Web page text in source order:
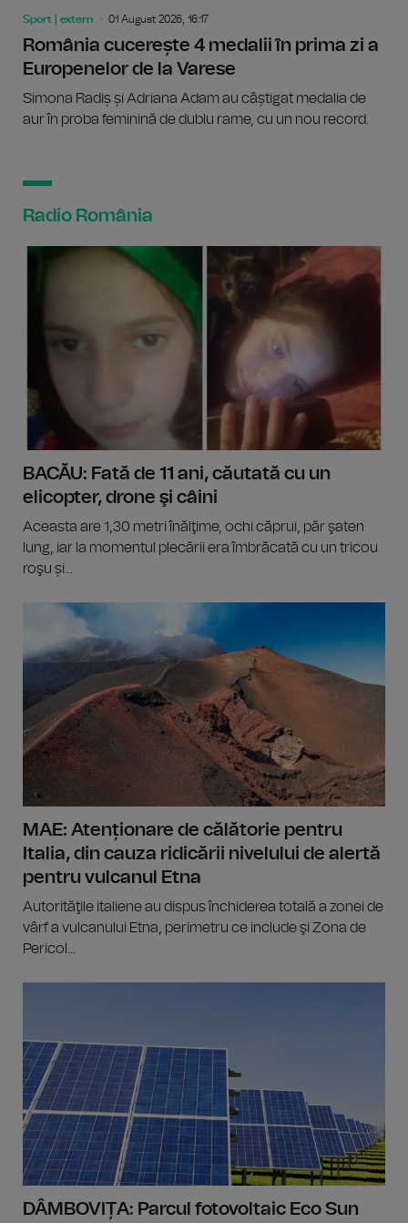
Sport | extern 01 August 2026, 16:17
România cucerește 4 medalii în prima zi a
Europenelor de la Varese
Simona Radiș și Adriana Adam au câștigat medalia de
aur în proba feminină de dublu rame, cu un nou record.
Radio România
BACĂU: Fată de 11 ani, căutată cu un
elicopter, drone şi câini
Aceasta are 1,30 metri înălţime, ochi căprui, păr şaten
lung, iar la momentul plecării era îmbrăcată cu un tricou
roşu și...
MAE: Atenționare de călătorie pentru
Italia, din cauza ridicării nivelului de alertă
pentru vulcanul Etna
Autorităţile italiene au dispus închiderea totală a zonei de
vârf a vulcanului Etna, perimetru ce include şi Zona de
Pericol...
DÂMBOVIȚA: Parcul fotovoltaic Eco Sun